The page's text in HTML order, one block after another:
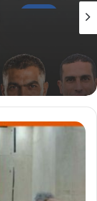
بقيادة
من